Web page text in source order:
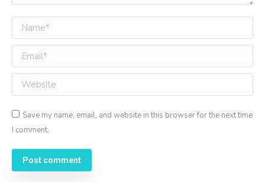
Name *
Email *
Website
Save my name, email, and website in this browser for the next time
I comment.
Post comment